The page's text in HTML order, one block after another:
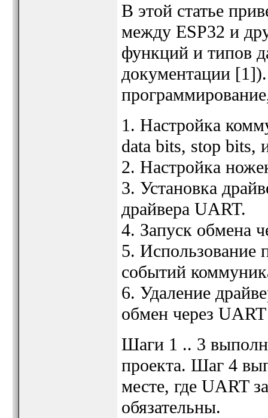
В этой статье
между ESP32 и
функций и типов
документации
1. Настройка
data bits, stop bits,
2. Настройка
3. Установка
драйвера UART.
4. Запуск обмена
5. Использование
событий
6. Удаление
обмен через
Шаги 1 .. 3
проекта. Шаг 4
месте, где UART
обязательны.